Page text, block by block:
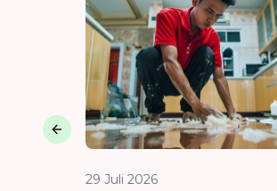
29 Juli 2026
Previous slide